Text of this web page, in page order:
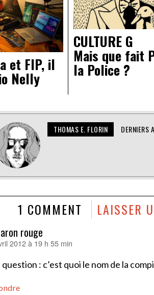
et FIP, il
Nelly
CULTURE G
Mais que fait
la Police ?
THOMAS E. FLORIN DERNIERS
1 COMMENT LAISSER
rouge
2012 à 19 h 55 min
question : c’est quoi le nom de la